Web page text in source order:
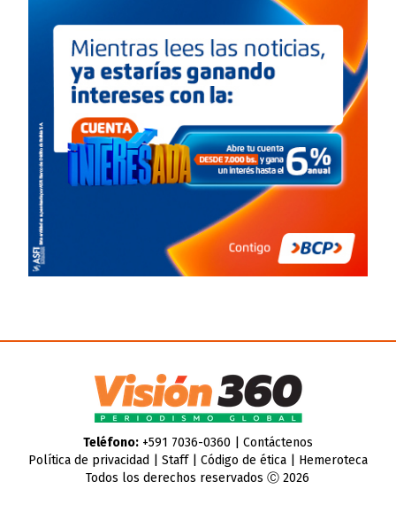
Teléfono:+591 7036-0360 | Contáctenos
Política de privacidad
Staff| Código de ética| Hemeroteca
Todos los derechos reservados Ⓒ 2026